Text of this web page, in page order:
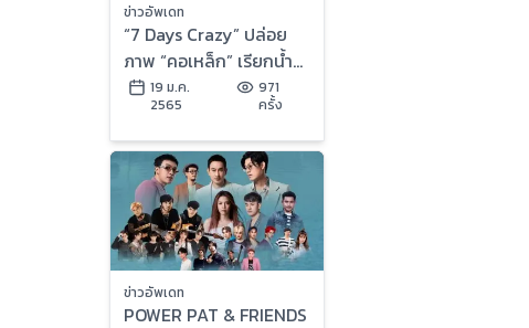
ข่าวอัพเดท
“7 Days Crazy” ปล่อย
ภาพ “คอเหล็ก” เรียกน้ำ
ย่อย!! ซิงเกิ้ลใหม่สุดเดือด
ได้ “หมู Big Ass” รับ
หน้าที่โปรดิวเซอร์!!
19 ม.ค.
2565
971
ครั้ง
ข่าวอัพเดท
POWER PAT & FRIENDS